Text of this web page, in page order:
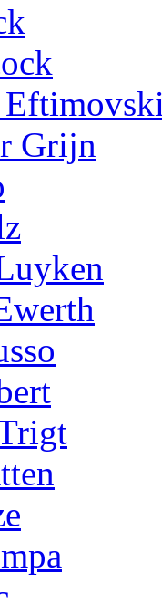
Grijn